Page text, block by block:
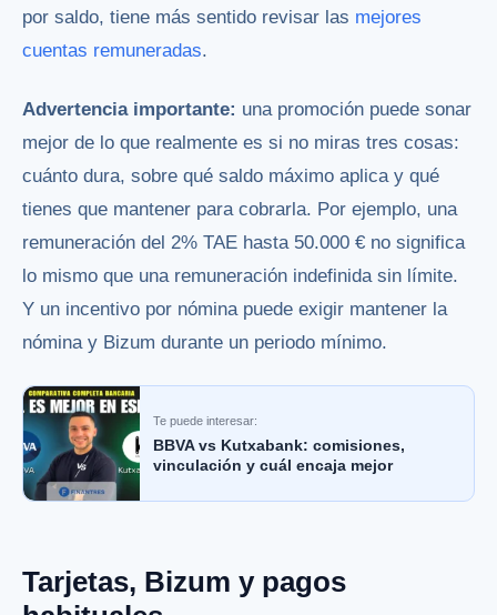
por saldo, tiene más sentido revisar las mejores
cuentas remuneradas.
Advertencia importante: una promoción puede sonar
mejor de lo que realmente es si no miras tres cosas:
cuánto dura, sobre qué saldo máximo aplica y qué
tienes que mantener para cobrarla. Por ejemplo, una
remuneración del 2% TAE hasta 50.000 € no significa
lo mismo que una remuneración indefinida sin límite.
Y un incentivo por nómina puede exigir mantener la
nómina y Bizum durante un periodo mínimo.
Te puede interesar:
BBVA vs Kutxabank: comisiones,
vinculación y cuál encaja mejor
Tarjetas, Bizum y pagos